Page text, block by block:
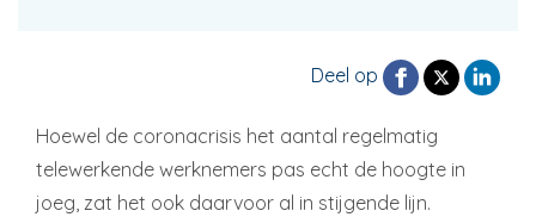
Deel op
Hoewel de coronacrisis het aantal regelmatig
telewerkende werknemers pas echt de hoogte in
joeg, zat het ook daarvoor al in stijgende lijn.